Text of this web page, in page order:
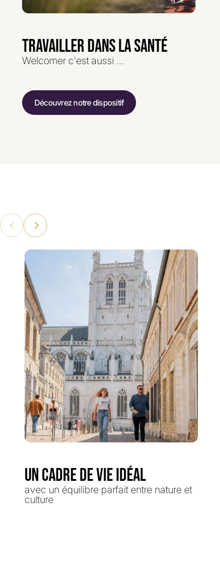
TRAVAILLER DANS LA SANTÉ
Welcomer c'est aussi ...
Découvrez notre dispositif
UN CADRE DE VIE IDÉAL
avec un équilibre parfait entre nature et
culture